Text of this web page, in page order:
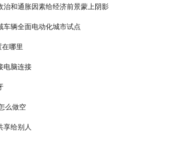
治和通胀因素给经济前景蒙上阴影
车辆全面电动化城市试点
哪里
电脑连接
么做空
享给别人